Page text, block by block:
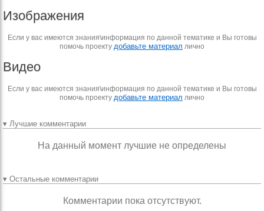
Изображения
Если у вас имеются знания\информация по данной тематике и Вы готовы
помочь проекту добавьте материал лично
Видео
Если у вас имеются знания\информация по данной тематике и Вы готовы
помочь проекту добавьте материал лично
▾ Лучшие комментарии
На данный момент лучшие не определены
▾ Остальные комментарии
Комментарии пока отсутствуют.